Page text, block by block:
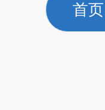
首页